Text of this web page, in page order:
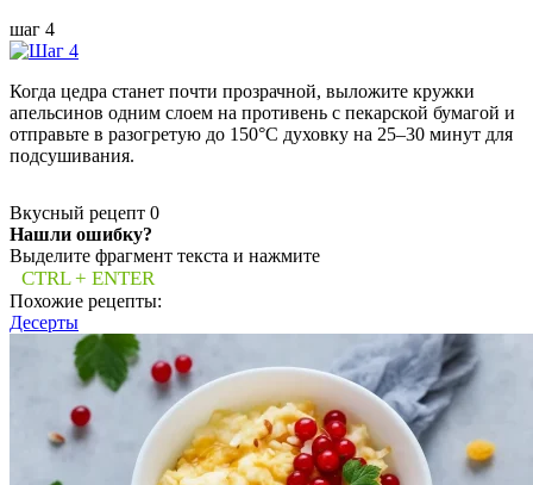
шаг 4
Когда цедра станет почти прозрачной, выложите кружки
апельсинов одним слоем на противень с пекарской бумагой и
отправьте в разогретую до 150°C духовку на 25–30 минут для
подсушивания.
Вкусный рецепт 0
Нашли ошибку?
Выделите фрагмент текста и нажмите
CTRL + ENTER
Похожие рецепты:
Десерты